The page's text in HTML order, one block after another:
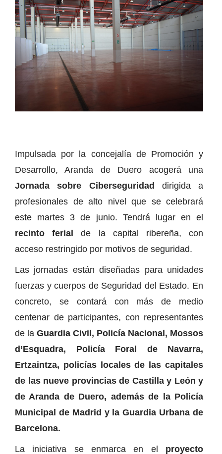
Impulsada por la concejalía de Promoción y
Desarrollo, Aranda de Duero acogerá una
Jornada sobre Ciberseguridad dirigida a
profesionales de alto nivel que se celebrará
este martes 3 de junio. Tendrá lugar en el
recinto ferialde la capital ribereña, con
acceso restringido por motivos de seguridad.
Las jornadas están diseñadas para unidades
fuerzas y cuerpos de Seguridad del Estado. En
concreto, se contará con más de medio
centenar de participantes, con representantes
de la Guardia Civil, Policía Nacional, Mossos
d’Esquadra, Policía Foral de Navarra,
Ertzaintza, policías locales de las capitales
de las nueve provincias de Castilla y León y
de Aranda de Duero, además de la Policía
Municipal de Madrid y la Guardia Urbana de
Barcelona.
La iniciativa se enmarca en el proyecto